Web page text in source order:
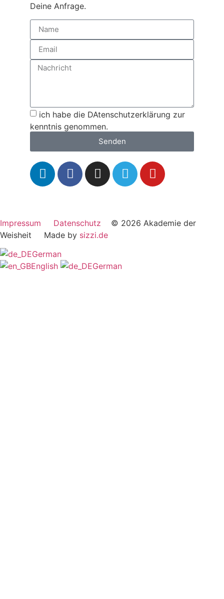
Deine Anfrage.
ich habe die DAtenschutzerklärung zur
kenntnis genommen.
Senden
Impressum Datenschutz © 2026 Akademie der
Weisheit Made by sizzi.de
German
English
German